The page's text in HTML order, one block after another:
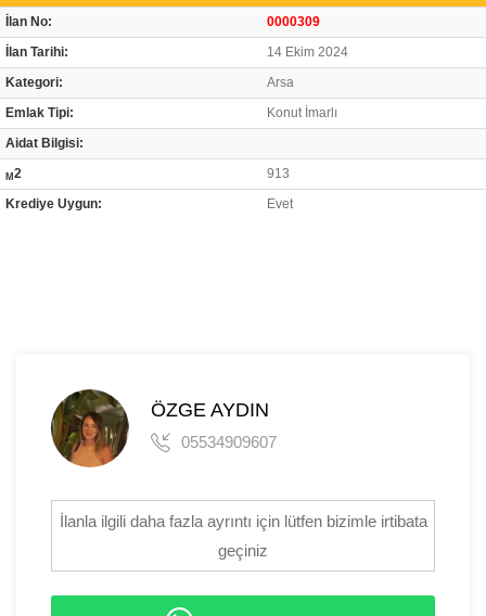
İlan No:
0000309
İlan Tarihi:
14 Ekim 2024
Kategori:
Arsa
Emlak Tipi:
Konut İmarlı
Aidat Bilgisi:
M 2
913
Krediye Uygun:
Evet
ÖZGE AYDIN
05534909607
İlanla ilgili daha fazla ayrıntı için lütfen bizimle irtibata
geçiniz